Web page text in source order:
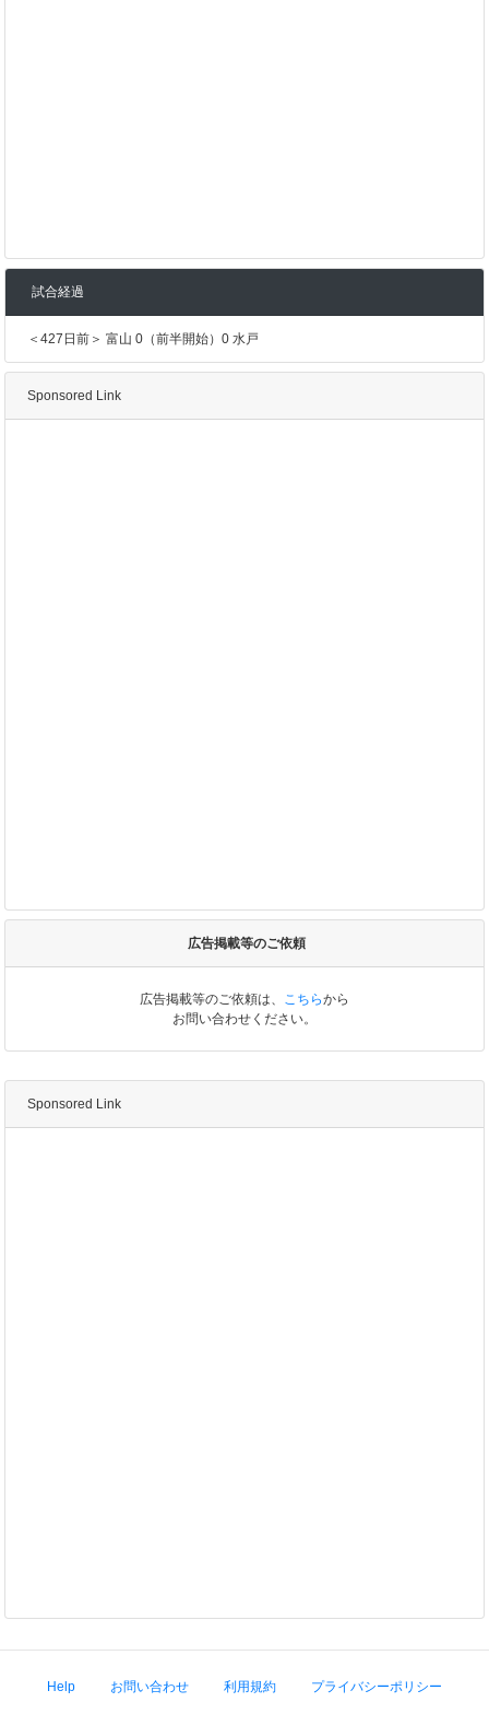
試合経過
＜427日前＞ 富山 0（前半開始）0 水戸
Sponsored Link
広告掲載等のご依頼
広告掲載等のご依頼は、 こちらから
お問い合わせください。
Sponsored Link
Help お問い合わせ 利用規約 プライバシーポリシー